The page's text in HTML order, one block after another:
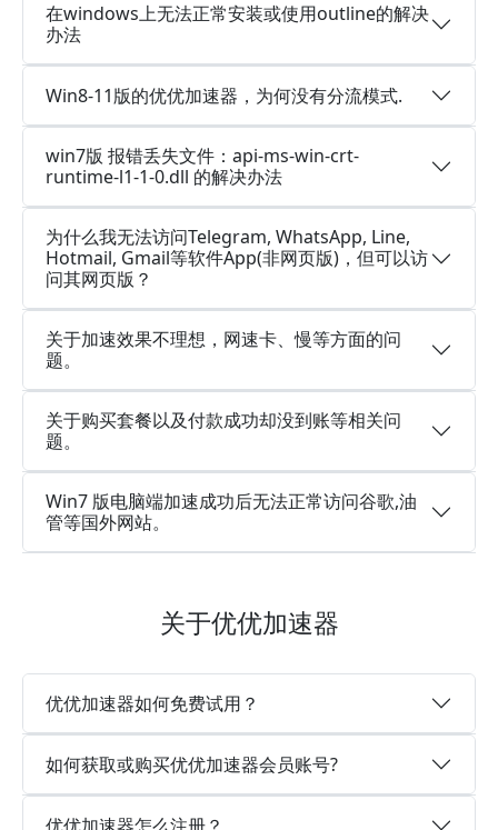
在windows上无法正常安装或使用outline的解决
办法
Win8-11版的优优加速器，为何没有分流模式.
win7版 报错丢失文件：api-ms-win-crt-
runtime-l1-1-0.dll 的解决办法
为什么我无法访问Telegram, WhatsApp, Line,
Hotmail, Gmail等软件App(非网页版)，但可以访
问其网页版？
关于加速效果不理想，网速卡、慢等方面的问
题。
关于购买套餐以及付款成功却没到账等相关问
题。
Win7 版电脑端加速成功后无法正常访问谷歌,油
管等国外网站。
关于优优加速器
优优加速器如何免费试用？
如何获取或购买优优加速器会员账号?
优优加速器怎么注册？